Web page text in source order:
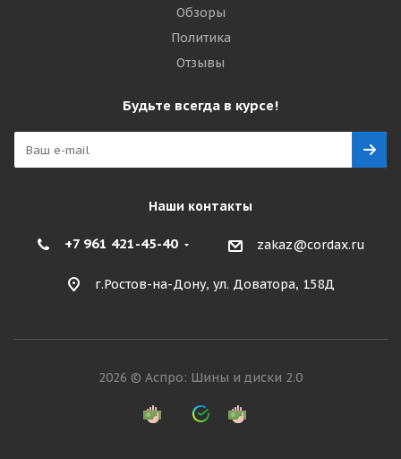
Обзоры
Политика
Отзывы
Будьте всегда в курсе!
Наши контакты
+7 961 421-45-40 zakaz@cordax.ru
г.Ростов-на-Дону, ул. Доватора, 158Д
2026 © Аспро: Шины и диски 2.0